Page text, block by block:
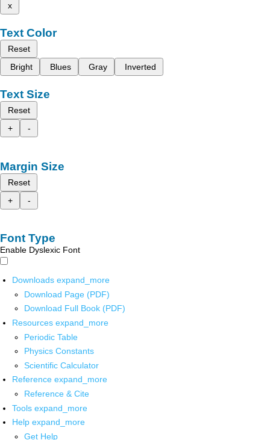
x
Text Color
Reset
Bright
Blues Gray Inverted
Text Size
Reset
+
-
Margin Size
Reset
+
-
Font Type
Enable Dyslexic Font
Downloads expand_more
Download Page (PDF)
Download Full Book (PDF)
Resources expand_more
Periodic Table
Physics Constants
Scientific Calculator
Reference expand_more
Reference & Cite
Tools expand_more
Help expand_more
Get Help